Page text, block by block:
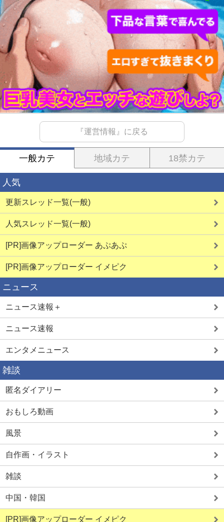
『運営情報』に戻る
一般カテ 地域カテ 18禁カテ
人気
更新スレッド一覧(一般)
人気スレッド一覧(一般)
[PR]画像アップローダー あぷあぷ
[PR]画像アップローダー イメピク
ニュース
ニュース速報＋
ニュース速報
エンタメニュース
雑談
匿名ダイアリー
おもしろ動画
風景
自作画・イラスト
雑談
中国・韓国
[PR]画像アップローダー イメピク